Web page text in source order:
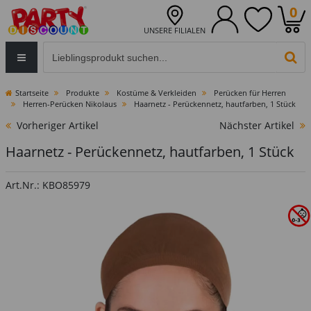
UNSERE FILIALEN
0
Startseite Produkte Kostüme & Verkleiden
Perücken für Herren
Herren-Perücken Nikolaus
Haarnetz - Perückennetz, hautfarben, 1 Stück
Vorheriger Artikel Nächster Artikel
Haarnetz - Perückennetz, hautfarben, 1 Stück
Art.Nr.: KBO85979